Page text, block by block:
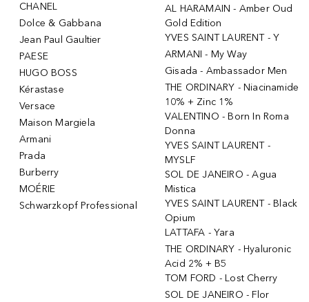
CHANEL
Dolce & Gabbana
Jean Paul Gaultier
PAESE
HUGO BOSS
Kérastase
Versace
Maison Margiela
Armani
Prada
Burberry
MOÉRIE
Schwarzkopf Professional
AL HARAMAIN - Amber Oud
Gold Edition
YVES SAINT LAURENT - Y
ARMANI - My Way
Gisada - Ambassador Men
THE ORDINARY - Niacinamide
10% + Zinc 1%
VALENTINO - Born In Roma
Donna
YVES SAINT LAURENT -
MYSLF
SOL DE JANEIRO - Agua
Mistica
YVES SAINT LAURENT - Black
Opium
LATTAFA - Yara
THE ORDINARY - Hyaluronic
Acid 2% + B5
TOM FORD - Lost Cherry
SOL DE JANEIRO - Flor